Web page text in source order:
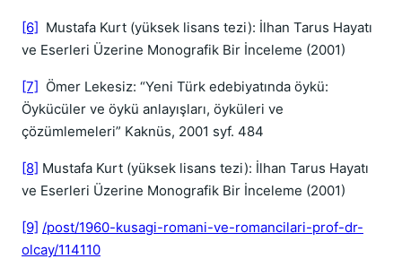
[6] Mustafa Kurt (yüksek lisans tezi): İlhan Tarus Hayatı
ve Eserleri Üzerine Monografik Bir İnceleme (2001)
[7] Ömer Lekesiz: “Yeni Türk edebiyatında öykü:
Öykücüler ve öykü anlayışları, öyküleri ve
çözümlemeleri” Kaknüs, 2001 syf. 484
[8] Mustafa Kurt (yüksek lisans tezi): İlhan Tarus Hayatı
ve Eserleri Üzerine Monografik Bir İnceleme (2001)
[9] /post/1960-kusagi-romani-ve-romancilari-prof-dr-
olcay/114110